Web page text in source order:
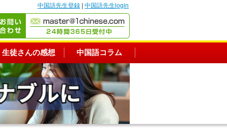
中国語先生登録 中国語先生login
生徒さんの感想 中国語コラム